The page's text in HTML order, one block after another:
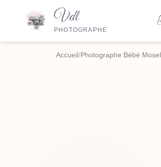
Vdl
PHOTOGRAPHE
Accueil/Photographe Bébé